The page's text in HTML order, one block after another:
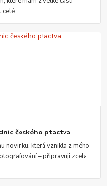
celé
českého ptactva
novinku, která vznikla z mého
– připravuji zcela